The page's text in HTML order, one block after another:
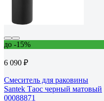
до -15%
6 090 ₽
Смеситель для раковины
Santek Таос черный матовый
00088871